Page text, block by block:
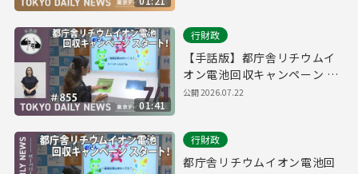
01:41
行財政
【手話版】都庁舎リチウムイ
オン電池回収キャンペーン ス
タート！（令和8年7月1日 東
公開2026.07.22
行財政
都庁舎リチウムイオン電池回